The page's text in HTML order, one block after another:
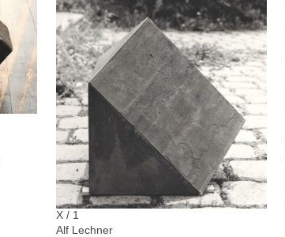
X / 1
Alf Lechner